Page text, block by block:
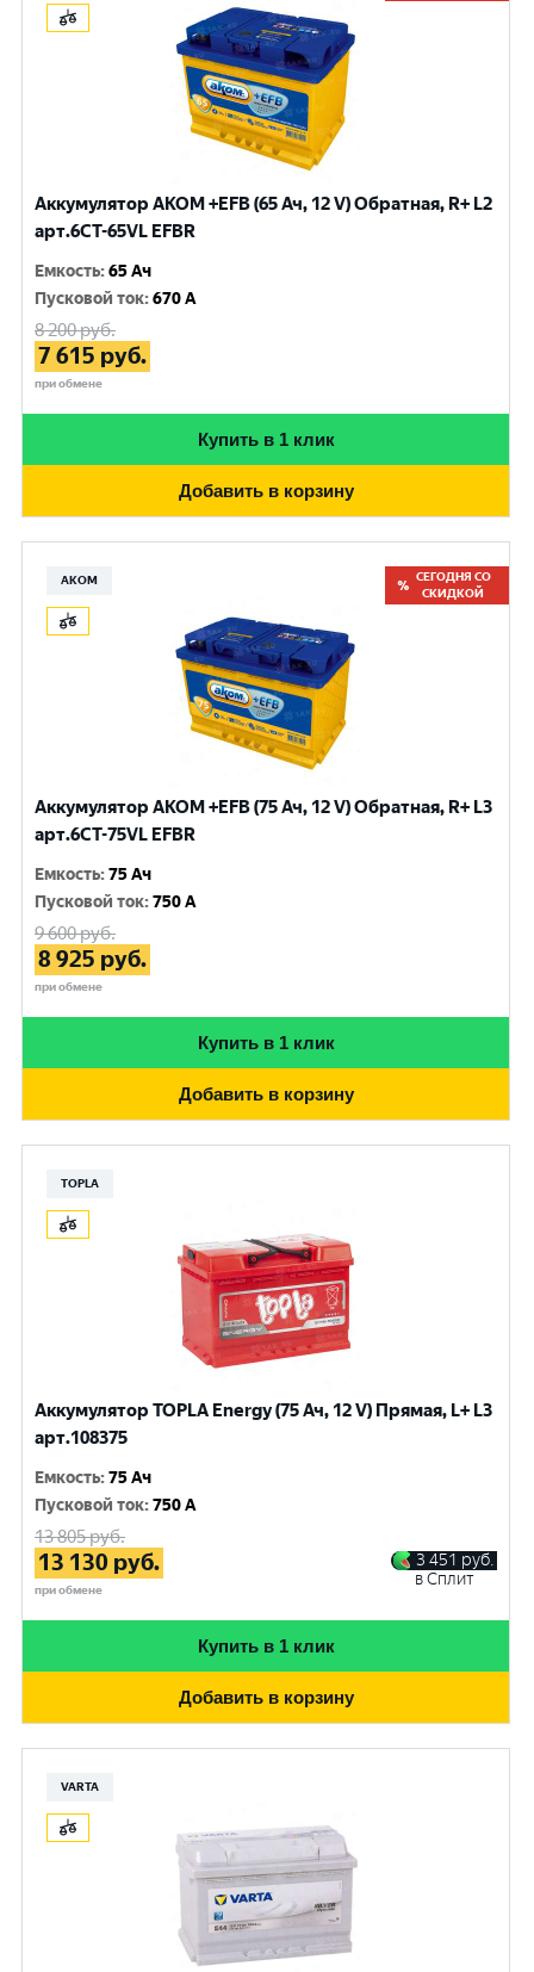
Аккумулятор AKOM +EFB (65 Ач, 12 V) Обратная, R+ L2
арт.6CT-65VL EFBR
Емкость:65 Ач
Пусковой ток:670 A
8 200руб.
7 615 руб.
при обмене
Купить в 1 клик
Добавить в корзину
АКОМ
СЕГОДНЯ СО
СКИДКОЙ
Аккумулятор AKOM +EFB (75 Ач, 12 V) Обратная, R+ L3
арт.6СТ-75VL EFBR
Емкость:75 Ач
Пусковой ток:750 A
9 600руб.
8 925 руб.
при обмене
Купить в 1 клик
Добавить в корзину
TOPLA
Аккумулятор TOPLA Energy (75 Ач, 12 V) Прямая, L+ L3
арт.108375
Емкость:75 Ач
Пусковой ток:750 A
13 805руб.
13 130 руб.
при обмене
3 451 руб.
в Сплит
Купить в 1 клик
Добавить в корзину
VARTA